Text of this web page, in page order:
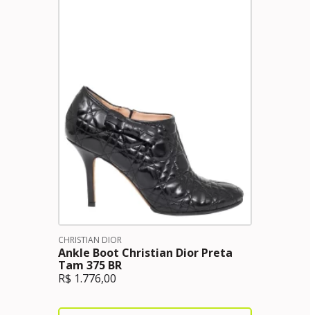
CHRISTIAN DIOR
Ankle Boot Christian Dior Preta
Tam 375 BR
R$ 1.776,00